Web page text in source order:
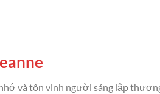
và tôn vinh người sáng lập